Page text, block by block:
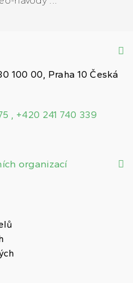
100 00, Praha 10 Česká
, +420 241 740 339
organizací